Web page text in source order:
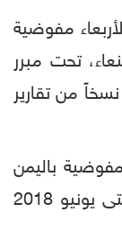
مفوضية
تحت مبرر
من تقارير
باليمن
في أكتوبر 2016، وعمل من صنعاء حتى يونيو 2018